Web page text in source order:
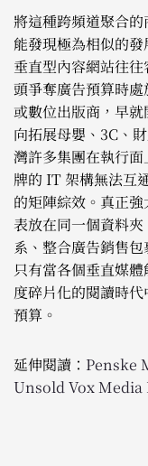
將這種跨頻道聚合
能發現極為相似的
垂直型內容網站往
頭爭奪廣告預算時
或數位出版商，早
向拓展母嬰、3C、
灣許多集團在執行
牌的 IT 架構無法互
的矩陣綜效。真正
表放在同一個資料
系、整合廣告銷售
只有當各個垂直媒
度碎片化的閱讀時
預算。
延伸閱讀： Penske
Unsold Vox Media